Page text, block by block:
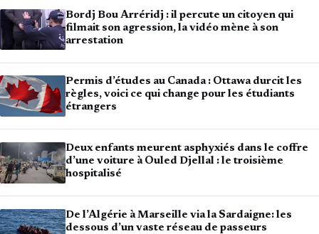
Bordj Bou Arréridj : il percute un citoyen qui
filmait son agression, la vidéo mène à son
arrestation
Permis d’études au Canada : Ottawa durcit les
règles, voici ce qui change pour les étudiants
étrangers
Deux enfants meurent asphyxiés dans le coffre
d’une voiture à Ouled Djellal : le troisième
hospitalisé
De l’Algérie à Marseille via la Sardaigne: les
dessous d’un vaste réseau de passeurs